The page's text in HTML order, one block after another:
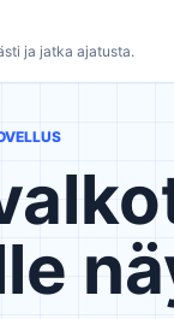
ja jatka ajatusta.